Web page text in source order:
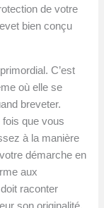
de votre
bien conçu
C’est
où elle se
breveter.
que vous
à la manière
démarche en
aux
raconter